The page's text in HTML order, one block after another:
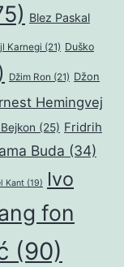
Blez Paskal
Karnegi (21) Duško
Džim Ron (21) Džon
Hemingvej
(25) Fridrih
Buda (34)
Kant (19)
Ivo
fon
(90)